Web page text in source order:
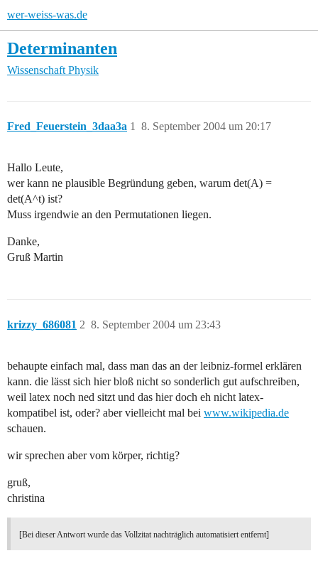
wer-weiss-was.de
Determinanten
Wissenschaft Physik
Fred_Feuerstein_3daa3a 8. September 2004 um 20:17
1
Hallo Leute,
wer kann ne plausible Begründung geben, warum det(A) =
det(A^t) ist?
Muss irgendwie an den Permutationen liegen.
Danke,
Gruß Martin
krizzy_686081 8. September 2004 um 23:43
2
behaupte einfach mal, dass man das an der leibniz-formel erklären
kann. die lässt sich hier bloß nicht so sonderlich gut aufschreiben,
weil latex noch ned sitzt und das hier doch eh nicht latex-
kompatibel ist, oder? aber vielleicht mal bei www.wikipedia.de
schauen.
wir sprechen aber vom körper, richtig?
gruß,
christina
[Bei dieser Antwort wurde das Vollzitat nachträglich automatisiert entfernt]